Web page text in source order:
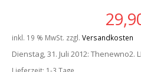
inkl. 19 % MwSt. zzgl. Versandkosten
Dienstag, 31. Juli 2012: Thenewno2.